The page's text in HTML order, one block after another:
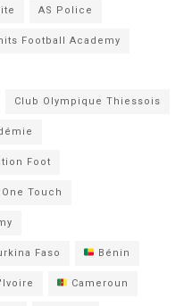
AS Police
Football Academy
Club Olympique Thiessois
Foot
One Touch
Faso Bénin
Cameroun